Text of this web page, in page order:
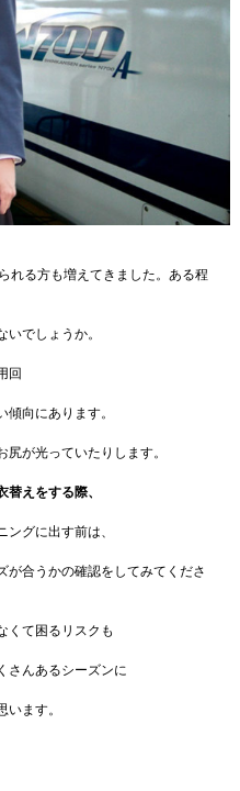
れる方も増えてきました。ある程
でしょうか。
回
向にあります。
が光っていたりします。
替えをする際、
グに出す前は、
が合うかの確認をしてみてくださ
くて困るリスクも
さんあるシーズンに
ます。